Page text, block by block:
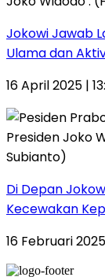
Jokowi Jawab
Ulama dan
16 April 2025 |
Di Depan
Kecewakan
16 Februari